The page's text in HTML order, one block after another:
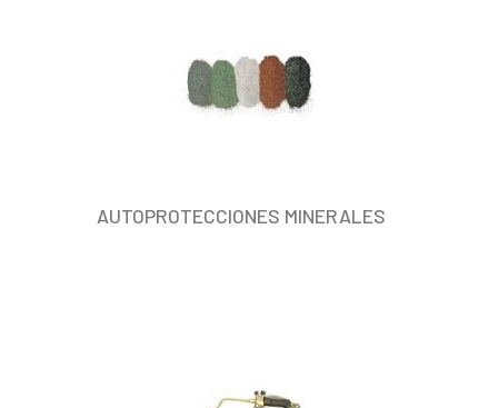
AUTOPROTECCIONES MINERALES